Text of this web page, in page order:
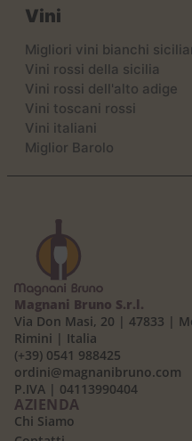
Vini
Migliori vini bianchi
Vini rossi della sicilia
Vini rossi dell'alto adige
Vini toscani rossi
Vini italiani
Miglior Barolo
Magnani Bruno S.r.l.
Via Don Masi, 20 | 47833 |
Rimini | Italia
(+39) 0541 988425
ordini@magnanibruno.com
P.IVA | 04113990404
AZIENDA
Chi Siamo